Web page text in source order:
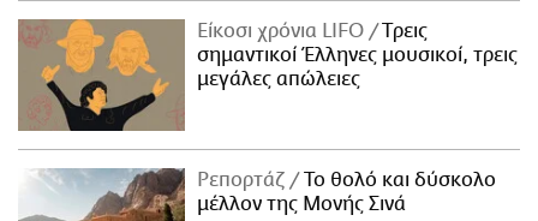
Είκοσι χρόνια LIFO
Tρεις
σημαντικοί Έλληνες μουσικοί, τρεις
μεγάλες απώλειες
Ρεπορτάζ
Το θολό και δύσκολο
μέλλον της Μονής Σινά